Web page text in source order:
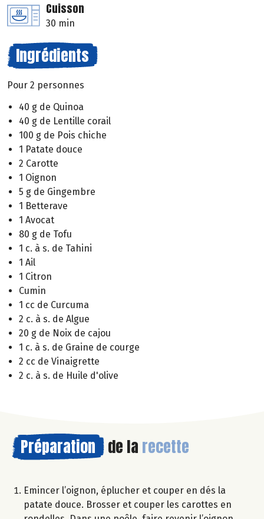
Cuisson
30 min
Ingrédients
Pour 2 personnes
40 g de Quinoa
40 g de Lentille corail
100 g de Pois chiche
1 Patate douce
2 Carotte
1 Oignon
5 g de Gingembre
1 Betterave
1 Avocat
80 g de Tofu
1 c. à s. de Tahini
1 Ail
1 Citron
Cumin
1 cc de Curcuma
2 c. à s. de Algue
20 g de Noix de cajou
1 c. à s. de Graine de courge
2 cc de Vinaigrette
2 c. à s. de Huile d'olive
Préparation de la recette
Emincer l’oignon, éplucher et couper en dés la
patate douce. Brosser et couper les carottes en